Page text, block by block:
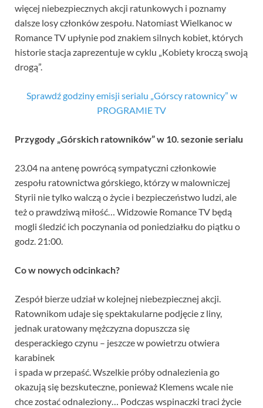
więcej niebezpiecznych akcji ratunkowych i poznamy
dalsze losy członków zespołu. Natomiast Wielkanoc w
Romance TV upłynie pod znakiem silnych kobiet, których
historie stacja zaprezentuje w cyklu „Kobiety kroczą swoją
drogą”.
Sprawdź godziny emisji serialu „Górscy ratownicy” w
PROGRAMIE TV
Przygody „Górskich ratowników” w 10. sezonie serialu
23.04 na antenę powrócą sympatyczni członkowie
zespołu ratownictwa górskiego, którzy w malowniczej
Styrii nie tylko walczą o życie i bezpieczeństwo ludzi, ale
też o prawdziwą miłość… Widzowie Romance TV będą
mogli śledzić ich poczynania od poniedziałku do piątku o
godz. 21:00.
Co w nowych odcinkach?
Zespół bierze udział w kolejnej niebezpiecznej akcji.
Ratownikom udaje się spektakularne podjęcie z liny,
jednak uratowany mężczyzna dopuszcza się
desperackiego czynu – jeszcze w powietrzu otwiera
karabinek
i spada w przepaść. Wszelkie próby odnalezienia go
okazują się bezskuteczne, ponieważ Klemens wcale nie
chce zostać odnaleziony… Podczas wspinaczki traci życie